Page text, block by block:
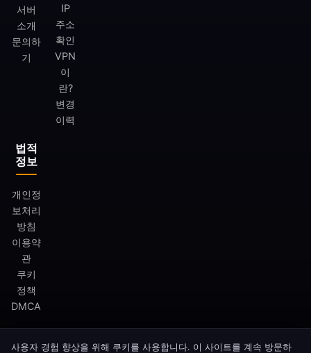
서버
소개
문의하
기
IP
주소
확인
VPN
이
란?
변경
이력
법적
정보
개인정
보처리
방침
이용약
관
쿠키
정책
DMCA
사용자 경험 향상을 위해 쿠키를 사용합니다. 이 사이트를 계속 방문하